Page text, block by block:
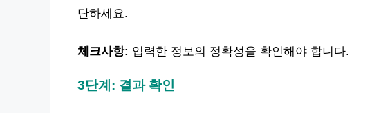
단하세요.
체크사항: 입력한 정보의 정확성을 확인해야 합니다.
3단계: 결과 확인